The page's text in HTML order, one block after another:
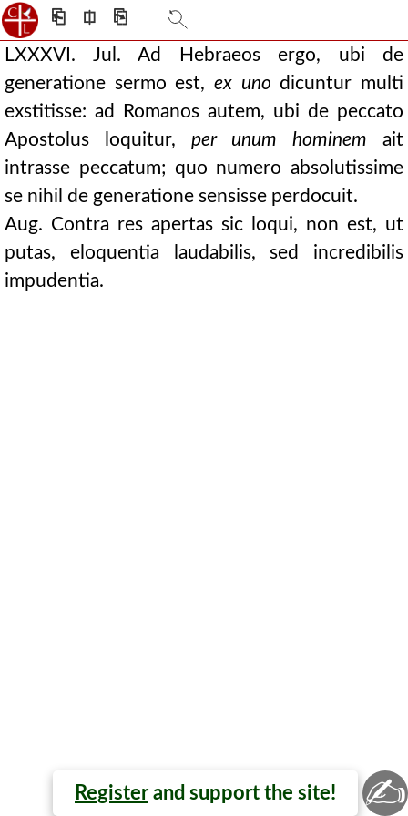
⎗ ⎅ ⎘
Register and support the site!
LXXXVI. Jul. Ad Hebraeos ergo, ubi de
generatione sermo est, ex uno dicuntur multi
exstitisse: ad Romanos autem, ubi de peccato
Apostolus loquitur, per unum hominem ait
intrasse peccatum; quo numero absolutissime
se nihil de generatione sensisse perdocuit.
Aug. Contra res apertas sic loqui, non est, ut
putas, eloquentia laudabilis, sed incredibilis
impudentia.
✍